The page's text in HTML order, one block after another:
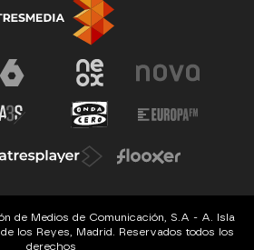
de Medios de Comunicación, S.A - A. Isla
los Reyes, Madrid. Reservados todos los
derechos